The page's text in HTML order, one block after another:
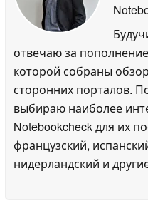
отвечаю за
которой собраны
сторонних порталов.
выбираю наиболее
Notebookcheck для их
французский,
нидерландский и